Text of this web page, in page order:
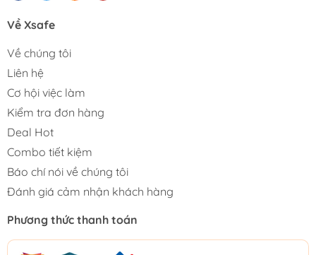
Về Xsafe
Về chúng tôi
Liên hệ
Cơ hội việc làm
Kiểm tra đơn hàng
Deal Hot
Combo tiết kiệm
Báo chí nói về chúng tôi
Đánh giá cảm nhận khách hàng
Phương thức thanh toán